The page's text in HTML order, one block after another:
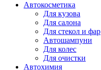
Автокосметика
Для кузова
Для салона
Для стекол и фар
Автошампуни
Для колес
Для очистки
Автохимия